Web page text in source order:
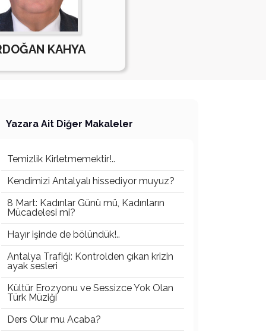
KAHYA
Yazara Ait Diğer Makaleler
Temizlik Kirletmemektir!..
Kendimizi Antalyalı hissediyor muyuz?
8 Mart: Kadınlar Günü mü, Kadınların
Mücadelesi mi?
Hayır işinde de bölündük!..
Antalya Trafiği: Kontrolden çıkan krizin
ayak sesleri
Kültür Erozyonu ve Sessizce Yok Olan
Türk Müziği
Ders Olur mu Acaba?